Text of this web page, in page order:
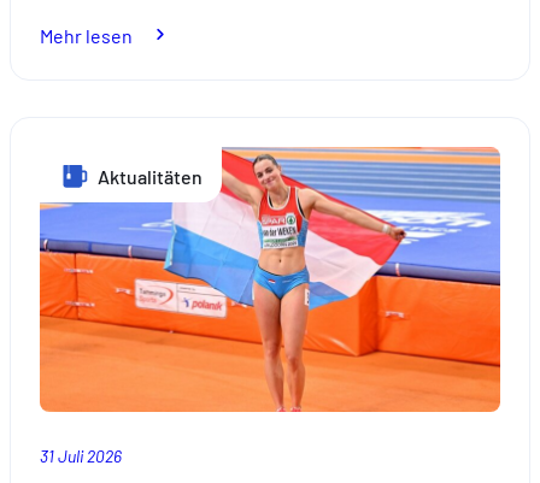
Mehr lesen
im
Herzen
der
luxemburgischen
Tradition
Aktualitäten
31 Juli 2026